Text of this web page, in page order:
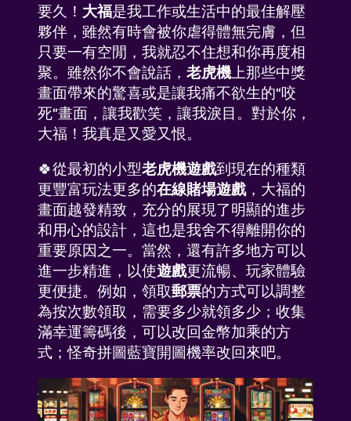
樂享俱樂部
至尊俱樂部
遊戲資訊
FAQ
聯係我們
添加到桌面
要久！ 大福是我工作或生活中的最佳解壓
夥伴，雖然有時會被你虐得體無完膚，但
只要一有空閒，我就忍不住想和你再度相
聚。雖然你不會說話， 老虎機上那些中獎
畫面帶來的驚喜或是讓我痛不欲生的“咬
死”畫面，讓我歡笑，讓我淚目。對於你，
大福！我真是又愛又恨。
🍀從最初的小型老虎機遊戲到現在的種類
更豐富玩法更多的在線賭場遊戲，大福的
畫面越發精致，充分的展現了明顯的進步
和用心的設計，這也是我舍不得離開你的
重要原因之一。當然，還有許多地方可以
進一步精進，以使遊戲更流暢、玩家體驗
更便捷。例如，領取郵票的方式可以調整
為按次數領取，需要多少就領多少；收集
滿幸運籌碼後，可以改回金幣加乘的方
式；怪奇拼圖藍寶開圖機率改回來吧。